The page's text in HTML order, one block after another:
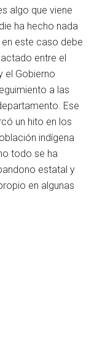
algo que viene
ha hecho nada
este caso debe
entre el
el Gobierno
a las
Ese
un hito en los
indígena
todo se ha
estatal y
en algunas